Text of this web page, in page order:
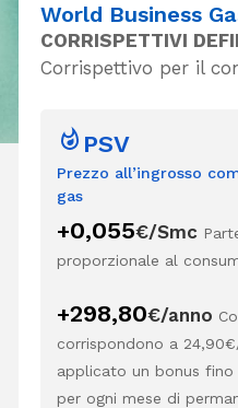
World Business
CORRISPETTIVI
Corrispettivo per il
PSV
Prezzo all’ingrosso
gas
+0,055€/Smc
proporzionale al
+298,80€/anno
corrispondono a
applicato un bonus fino
per ogni mese di